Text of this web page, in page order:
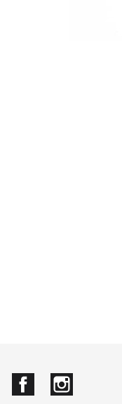
Facebook